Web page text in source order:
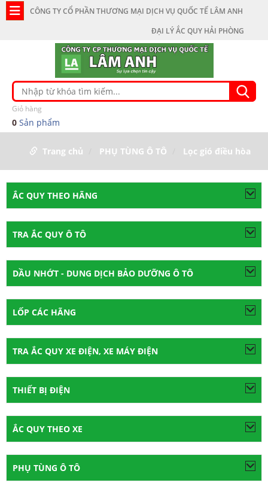
CÔNG TY CỔ PHẦN THƯƠNG MẠI DỊCH VỤ QUỐC TẾ LÂM ANH
ĐẠI LÝ ẮC QUY HẢI PHÒNG
Giỏ hàng
0 Sản phẩm
Trang chủ PHỤ TÙNG Ô TÔ Lọc gió điều hòa
ẮC QUY THEO HÃNG
TRA ẮC QUY Ô TÔ
DẦU NHỚT - DUNG DỊCH BẢO DƯỠNG Ô TÔ
LỐP CÁC HÃNG
TRA ẮC QUY XE ĐIỆN, XE MÁY ĐIỆN
THIẾT BỊ ĐIỆN
ẮC QUY THEO XE
PHỤ TÙNG Ô TÔ